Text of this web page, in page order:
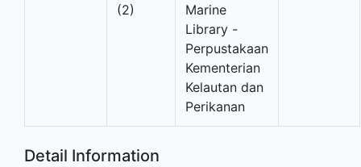
(2)
Marine
Library -
Perpustakaan
Kementerian
Kelautan dan
Perikanan
Detail Information